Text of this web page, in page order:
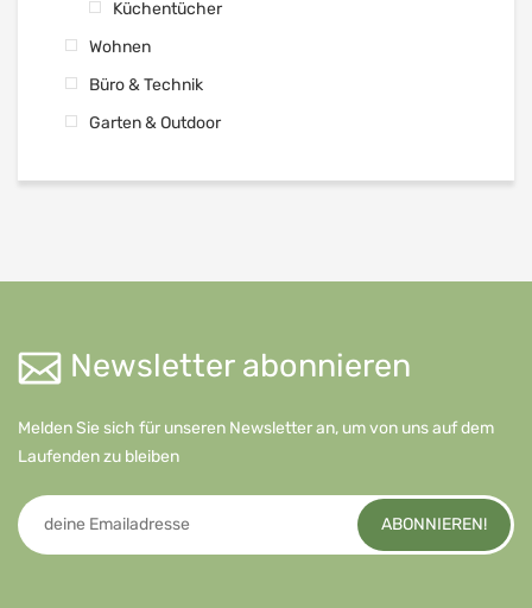
Küchentücher
Wohnen
Büro & Technik
Garten & Outdoor
Newsletter abonnieren
Melden Sie sich für unseren Newsletter an, um von uns auf dem
Laufenden zu bleiben
ABONNIEREN!